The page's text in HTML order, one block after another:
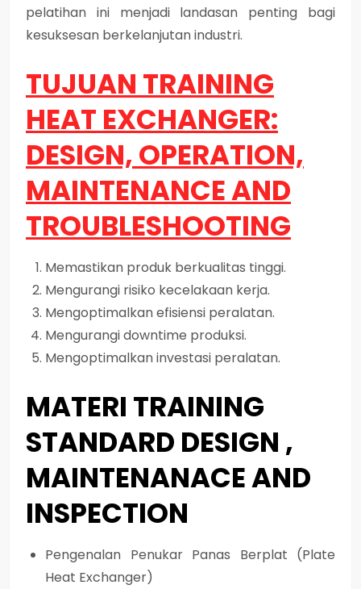
pelatihan ini menjadi landasan penting bagi
kesuksesan berkelanjutan industri.
TUJUAN TRAINING
HEAT EXCHANGER:
DESIGN, OPERATION,
MAINTENANCE AND
TROUBLESHOOTING
Memastikan produk berkualitas tinggi.
Mengurangi risiko kecelakaan kerja.
Mengoptimalkan efisiensi peralatan.
Mengurangi downtime produksi.
Mengoptimalkan investasi peralatan.
MATERI TRAINING
STANDARD DESIGN ,
MAINTENANACE AND
INSPECTION
Pengenalan Penukar Panas Berplat (Plate
Heat Exchanger)